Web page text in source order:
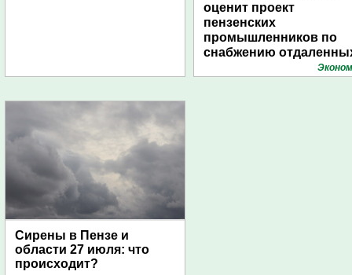
оценит проект
пензенских
промышленников по
снабжению
поселений с помощью
Сирены в Пензе и
области 27 июля: что
происходит?